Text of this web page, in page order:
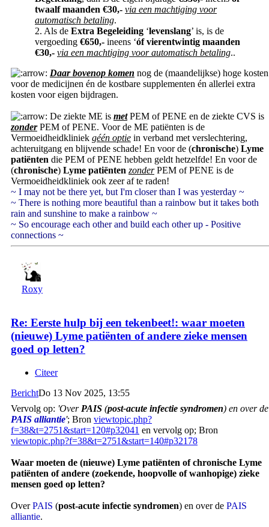
twaalf maanden €30,- via een machtiging voor
automatisch betaling.
2. Als de Extra Begeleiding ‘levenslang’ is, is de
vergoeding €650,- ineens ‘óf vierentwintig maanden
€30,- via een machtiging voor automatisch betaling..
Daar bovenop komen nog de (maandelijkse) hoge kosten
voor de medicijnen én de kostbare supplementen én allerlei extra
kosten voor eigen bijdragen.
De ziekte ME is metPEM of PENE en de ziekte CVS is
zonderPEM of PENE. Voor de ME patiënten is de
Vermoeidheidkliniek géén optie in verband met verslechtering,
achteruitgang en blijvende schade! En voor de (chronische) Lyme
patiënten die PEM of PENE hebben geldt hetzelfde! En voor de
(chronische) Lyme patiënten zonderPEM of PENE is de
Vermoeidheidkliniek ook zeer af te raden!
~ I may not be there yet, but I'm closer than I was yesterday ~
~ There is nothing more beautiful than a rainbow but it takes both
rain and sunshine to make a rainbow ~
~ So encourage each other and build each other up - Positive
connections ~
Roxy
Re: Eerste hulp bij een tekenbeet!: waar moeten
(nieuwe) Lyme patiënten of andere zieke mensen
goed op letten?
Citeer
BerichtDo 13 Nov 2025, 13:55
Vervolg op: 'Over PAIS (post-acute infectie syndromen) en over de
PAIS alliantie'; Bron viewtopic.php?
f=38&t=2751&start=120#p32041 en vervolg op; Bron
viewtopic.php?f=38&t=2751&start=140#p32178
Waar moeten de (nieuwe) Lyme patiënten of chronische Lyme
patiënten of andere (zoekende, hoopvolle of wanhopige) zieke
mensen goed op letten?
OverPAIS (post-acute infectie syndromen) en over de PAIS
alliantie.